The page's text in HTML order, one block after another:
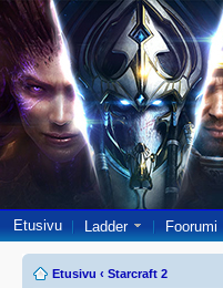
Etusivu Ladder Foorumi
Etusivu ‹ Starcraft 2